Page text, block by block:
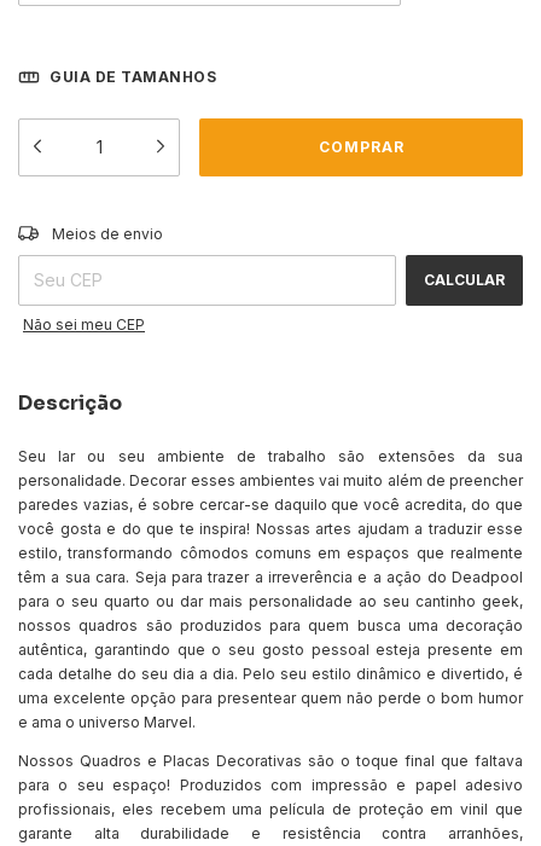
GUIA DE TAMANHOS
Entregas para o CEP:
Meios de envio
CALCULAR
Não sei meu CEP
Descrição
Seu lar ou seu ambiente de trabalho são extensões da sua
personalidade. Decorar esses ambientes vai muito além de preencher
paredes vazias, é sobre cercar-se daquilo que você acredita, do que
você gosta e do que te inspira! Nossas artes ajudam a traduzir esse
estilo, transformando cômodos comuns em espaços que realmente
têm a sua cara. Seja para trazer a irreverência e a ação do Deadpool
para o seu quarto ou dar mais personalidade ao seu cantinho geek,
nossos quadros são produzidos para quem busca uma decoração
autêntica, garantindo que o seu gosto pessoal esteja presente em
cada detalhe do seu dia a dia. Pelo seu estilo dinâmico e divertido, é
uma excelente opção para presentear quem não perde o bom humor
e ama o universo Marvel.
Nossos Quadros e Placas Decorativas são o toque final que faltava
para o seu espaço! Produzidos com impressão e papel adesivo
profissionais, eles recebem uma película de proteção em vinil que
garante alta durabilidade e resistência contra arranhões,